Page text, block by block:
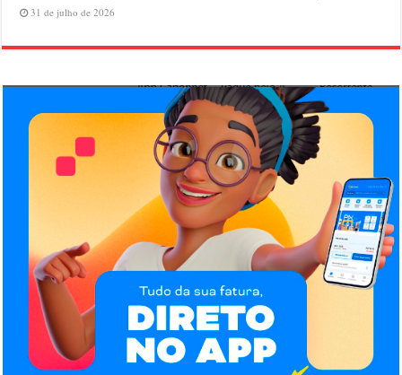
31 de julho de 2026